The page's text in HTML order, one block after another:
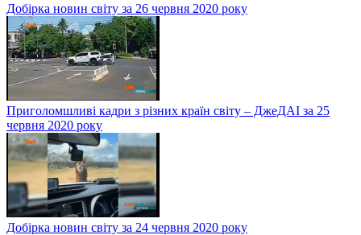
Добірка новин світу за 26 червня 2020 року
Приголомшливі кадри з різних країн світу – ДжеДАІ за 25
червня 2020 року
Добірка новин світу за 24 червня 2020 року